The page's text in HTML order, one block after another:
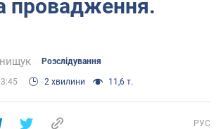
провадження.
Розслідування
2 хвилини 11,6 т.
РУС